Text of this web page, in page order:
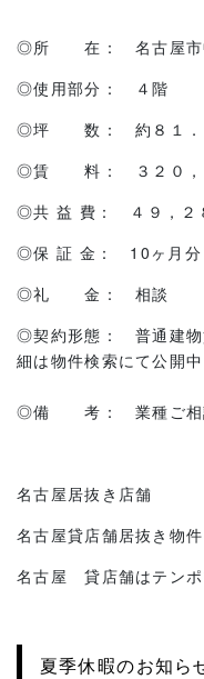
◎所 在： 名古屋市
◎使用部分： ４階
◎坪 数： 約８１．
◎賃 料： ３２０，３
◎共 益 費： ４９，２
◎保 証 金： 10
◎礼 金： 相談
◎契約形態：
細は物件検索にて公開中
◎備 考： 業種ご相談
名古屋居抜き店舗
名古屋貸店舗居抜き物件
名古屋 貸店舗はテンポ
夏季休暇のお知ら